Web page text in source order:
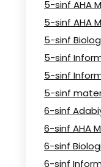
5-sinf AHA
5-sinf AHA
5-sinf
5-sinf
5-sinf
5-sinf
6-sinf
6-sinf AHA
6-sinf
6-sinf